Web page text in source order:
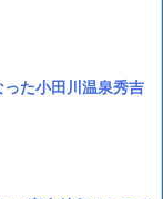
た小田川温泉秀吉